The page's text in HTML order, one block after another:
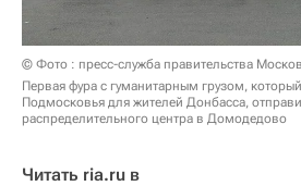
© Фото : пресс-служба правительства
Первая фура с гуманитарным грузом,
Подмосковья для жителей Донбасса,
распределительного центра в Домодедово
Читать ria.ru в